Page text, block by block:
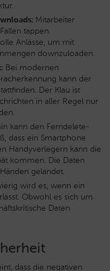
Mitarbeiter
tappen.
Anlässe, um mit
downzuloaden.
Bei modernen
kann der
Der Klau ist
in aller Regel nur
kann den Ferndelete-
dass ein Smartphone
Handyverlegern kann die
kommen. Die Daten
gelandet.
wird es, wenn ein
Obwohl es sich um
Daten
dass die negativen